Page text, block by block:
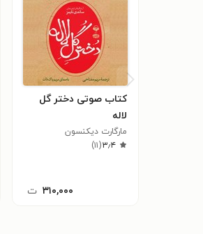
کتاب صوتی دختر گل
لاله
مارگارت دیکنسون
۳٫۴(۱۱)
۳۱۰,۰۰۰ ت